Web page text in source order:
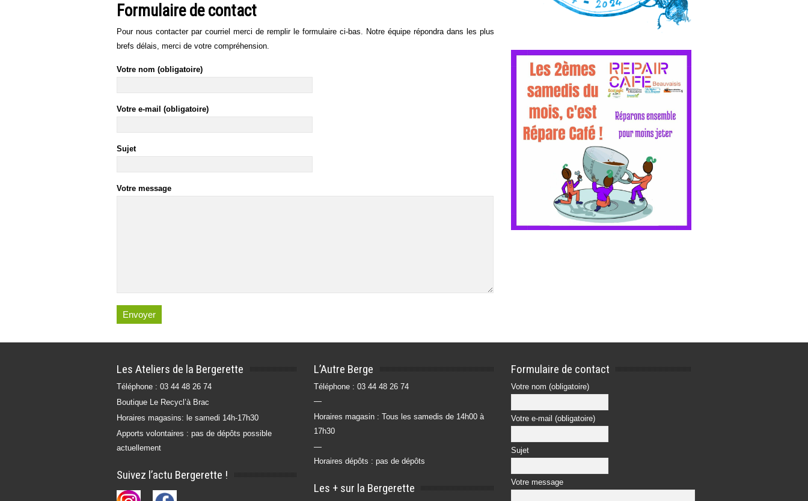
Formulaire de contact
Pour nous contacter par courriel merci de remplir le formulaire ci-bas. Notre équipe répondra dans les plus
brefs délais, merci de votre compréhension.
Votre nom (obligatoire)
Votre e-mail (obligatoire)
Sujet
Votre message
Les Ateliers de la Bergerette
Téléphone : 03 44 48 26 74
Boutique Le Recycl’à Brac
Horaires magasins: le samedi 14h-17h30
Apports volontaires : pas de dépôts possible
actuellement
Suivez l’actu Bergerette !
L’Autre Berge
Téléphone : 03 44 48 26 74
—
Horaires magasin : Tous les samedis de 14h00 à
17h30
—
Horaires dépôts : pas de dépôts
Les + sur la Bergerette
Formulaire de contact
Votre nom (obligatoire)
Votre e-mail (obligatoire)
Sujet
Votre message